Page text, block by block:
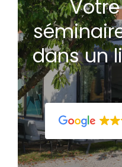
dans un